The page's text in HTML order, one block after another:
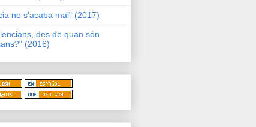
no s'acaba mai" (2017)
des de quan són
(2016)